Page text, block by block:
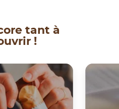
tant à
!